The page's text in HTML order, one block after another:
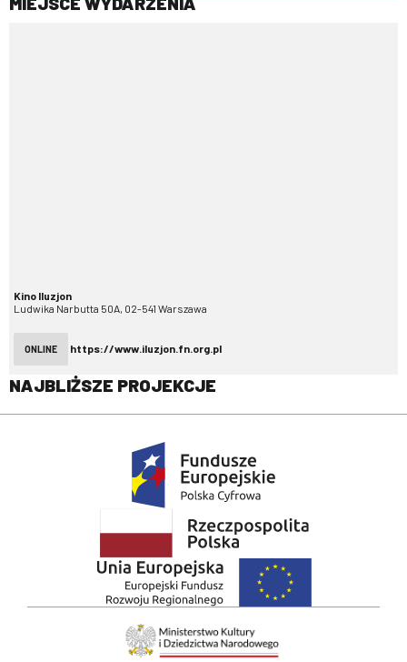
Kino Iluzjon
Ludwika Narbutta 50A, 02-541 Warszawa
ONLINE https://www.iluzjon.fn.org.pl
NAJBLIŻSZE PROJEKCJE